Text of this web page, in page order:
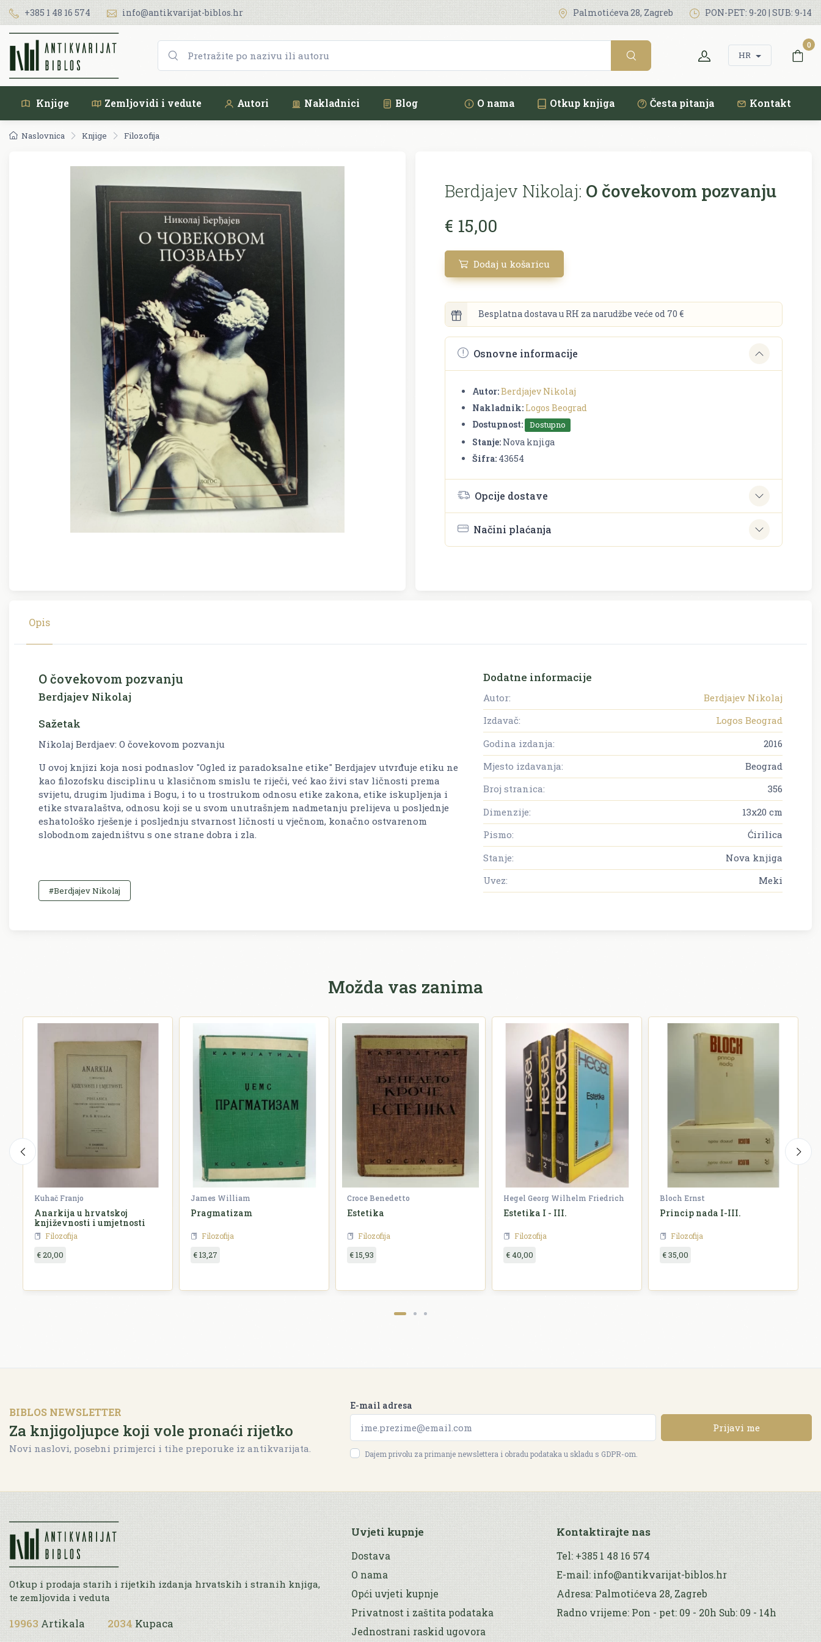
+385 1 48 16 574 info@antikvarijat-biblos.hr Palmotićeva 28, Zagreb PON-PET: 9-20 | SUB: 9-14
HR
0
Knjige Zemljovidi i vedute Autori Nakladnici Blog O nama Otkup knjiga Česta pitanja Kontakt
Naslovnica Knjige Filozofija
Berdjajev Nikolaj: O čovekovom pozvanju
€ 15,00
Dodaj u košaricu
Besplatna dostava u RH za narudžbe veće od 70 €
Osnovne informacije
Autor:Berdjajev Nikolaj
Nakladnik: Logos Beograd
Dostupnost:
Dostupno
Stanje: Nova knjiga
Šifra: 43654
Opcije dostave
Načini plaćanja
Opis
O čovekovom pozvanju
Berdjajev Nikolaj
Sažetak
Nikolaj Berdjaev: O čovekovom pozvanju
U ovoj knjizi koja nosi podnaslov "Ogled iz paradoksalne etike" Berdjajev utvrđuje etiku ne
kao filozofsku disciplinu u klasičnom smislu te riječi, već kao živi stav ličnosti prema
svijetu, drugim ljudima i Bogu, i to u trostrukom odnosu etike zakona, etike iskupljenja i
etike stvaralaštva, odnosu koji se u svom unutrašnjem nadmetanju prelijeva u posljednje
eshatološko rješenje i posljednju stvarnost ličnosti u vječnom, konačno ostvarenom
slobodnom zajedništvu s one strane dobra i zla.
#Berdjajev Nikolaj
Dodatne informacije
Autor:
Berdjajev Nikolaj
Izdavač:
Logos Beograd
Godina izdanja:
2016
Mjesto izdavanja:
Beograd
Broj stranica:
356
Dimenzije:
13x20 cm
Pismo:
Ćirilica
Stanje:
Nova knjiga
Uvez:
Meki
Možda vas zanima
Kuhač Franjo
Anarkija u hrvatskoj
književnosti i umjetnosti
Filozofija
€ 20,00
James William
Pragmatizam
Filozofija
€ 13,27
Croce Benedetto
Estetika
Filozofija
€ 15,93
Hegel Georg Wilhelm Friedrich
Estetika I - III.
Filozofija
€ 40,00
Bloch Ernst
Princip nada I-III.
Filozofija
€ 35,00
BIBLOS NEWSLETTER
Za knjigoljupce koji vole pronaći rijetko
Novi naslovi, posebni primjerci i tihe preporuke iz antikvarijata.
E-mail adresa
Prijavi me
Dajem privolu za primanje newslettera i obradu podataka u skladu s GDPR-om.
Otkup i prodaja starih i rijetkih izdanja hrvatskih i stranih knjiga,
te zemljovida i veduta
19963 Artikala 2034 Kupaca
Uvjeti kupnje
Dostava
O nama
Opći uvjeti kupnje
Privatnost i zaštita podataka
Jednostrani raskid ugovora
Kontaktirajte nas
Tel: +385 1 48 16 574
E-mail: info@antikvarijat-biblos.hr
Adresa: Palmotićeva 28, Zagreb
Radno vrijeme: Pon - pet: 09 - 20h Sub: 09 - 14h